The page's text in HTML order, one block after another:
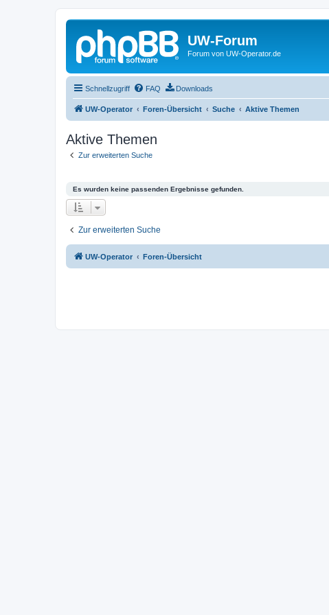
UW-Forum
Forum von UW-Operator.de
Schnellzugriff FAQ Downloads
UW-Operator Foren-Übersicht Suche Aktive Themen
Aktive Themen
Zur erweiterten Suche
Es wurden keine passenden Ergebnisse gefunden.
Zur erweiterten Suche
UW-Operator Foren-Übersicht